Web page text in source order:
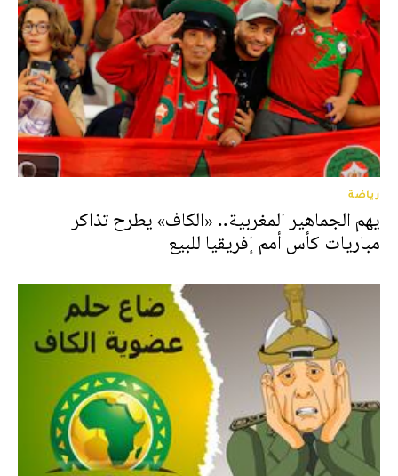
رياضة
يهم الجماهير المغربية.. «الكاف» يطرح تذاكر
مباريات كأس أمم إفريقيا للبيع